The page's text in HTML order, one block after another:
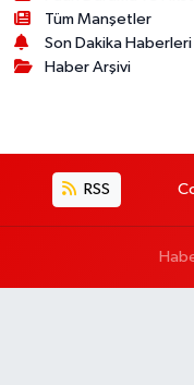
Tüm Manşetler
Son Dakika Haberleri
Haber Arşivi
RSS